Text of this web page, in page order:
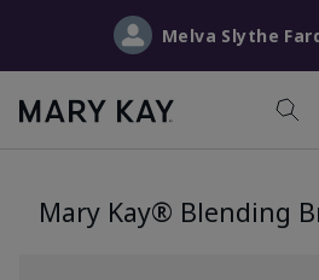
Melva Slythe
Mary Kay® Blending